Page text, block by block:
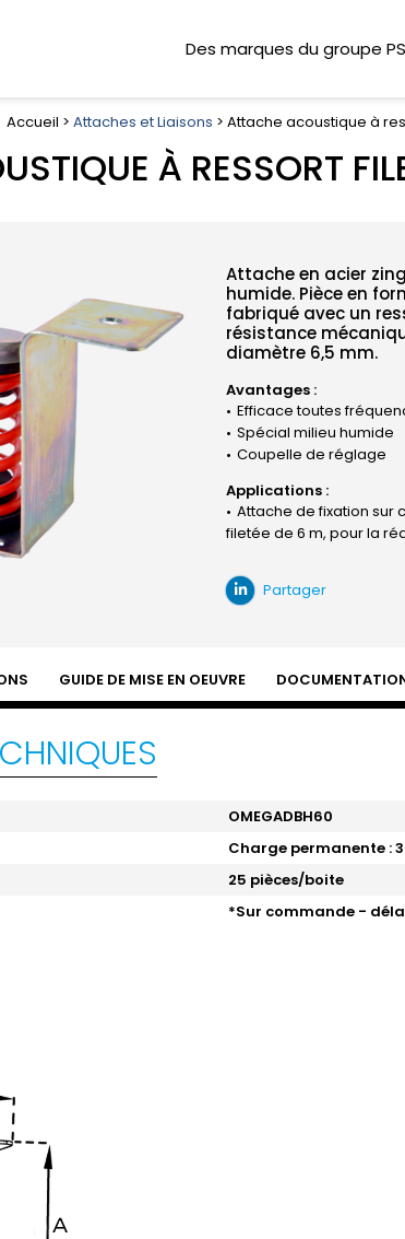
Des marques du groupe
Accueil > Attaches et Liaisons > Attache acoustique à
À RESSORT
Attache en acier
humide. Pièce en
fabriqué avec un
résistance
diamètre 6,5 mm.
Avantages :
Efficace toutes
Spécial milieu humide
Coupelle de réglage
Applications :
Attache de fixation sur
filetée de 6 m, pour la
Partager
GUIDE DE MISE EN OEUVRE
OMEGADBH60
Charge permanente :
25 pièces/boite
*Sur commande -